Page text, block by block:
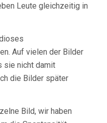
Leute gleichzeitig in
Auf vielen der Bilder
sie nicht damit
die Bilder später
Bild, wir haben